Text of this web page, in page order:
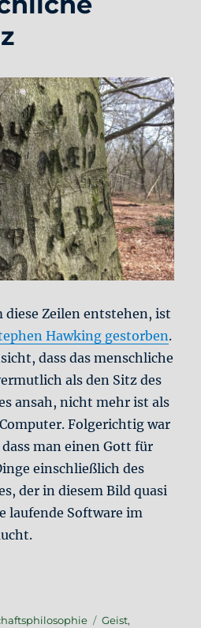
diese Zeilen entstehen, ist
Hawking gestorben.
dass das menschliche
als den Sitz des
ansah, nicht mehr ist als
Folgerichtig war
man einen Gott für
einschließlich des
der in diesem Bild quasi
laufende Software im
die menschliche
Schlagwörter
Geist,